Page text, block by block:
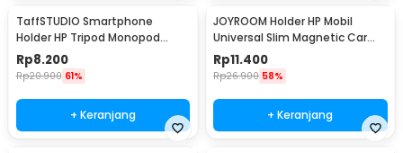
TaffSTUDIO Smartphone
Holder HP Tripod Monopod
Clamp Mount 1/4 Thread -
F360
Rp8.200
Rp20.900 61%
+ Keranjang
JOYROOM Holder HP Mobil
Universal Slim Magnetic Car
Phone Holder - F6
Rp11.400
Rp26.900 58%
+ Keranjang